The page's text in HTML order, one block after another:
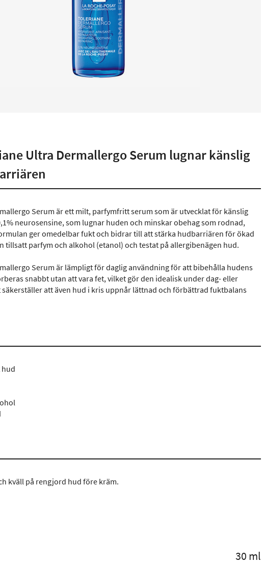
Ultra Dermallergo Serum lugnar känslig
Serum är ett milt, parfymfritt serum som är utvecklat för känslig
neurosensine, som lugnar huden och minskar obehag som rodnad,
ger omedelbar fukt och bidrar till att stärka hudbarriären för ökad
tillsatt parfym och alkohol (etanol) och testat på allergibenägen hud.
Serum är lämpligt för daglig användning för att bibehålla hudens
snabbt utan att vara fet, vilket gör den idealisk under dag- eller
att även hud i kris uppnår lättnad och förbättrad fuktbalans
kväll på rengjord hud före kräm.
30 ml